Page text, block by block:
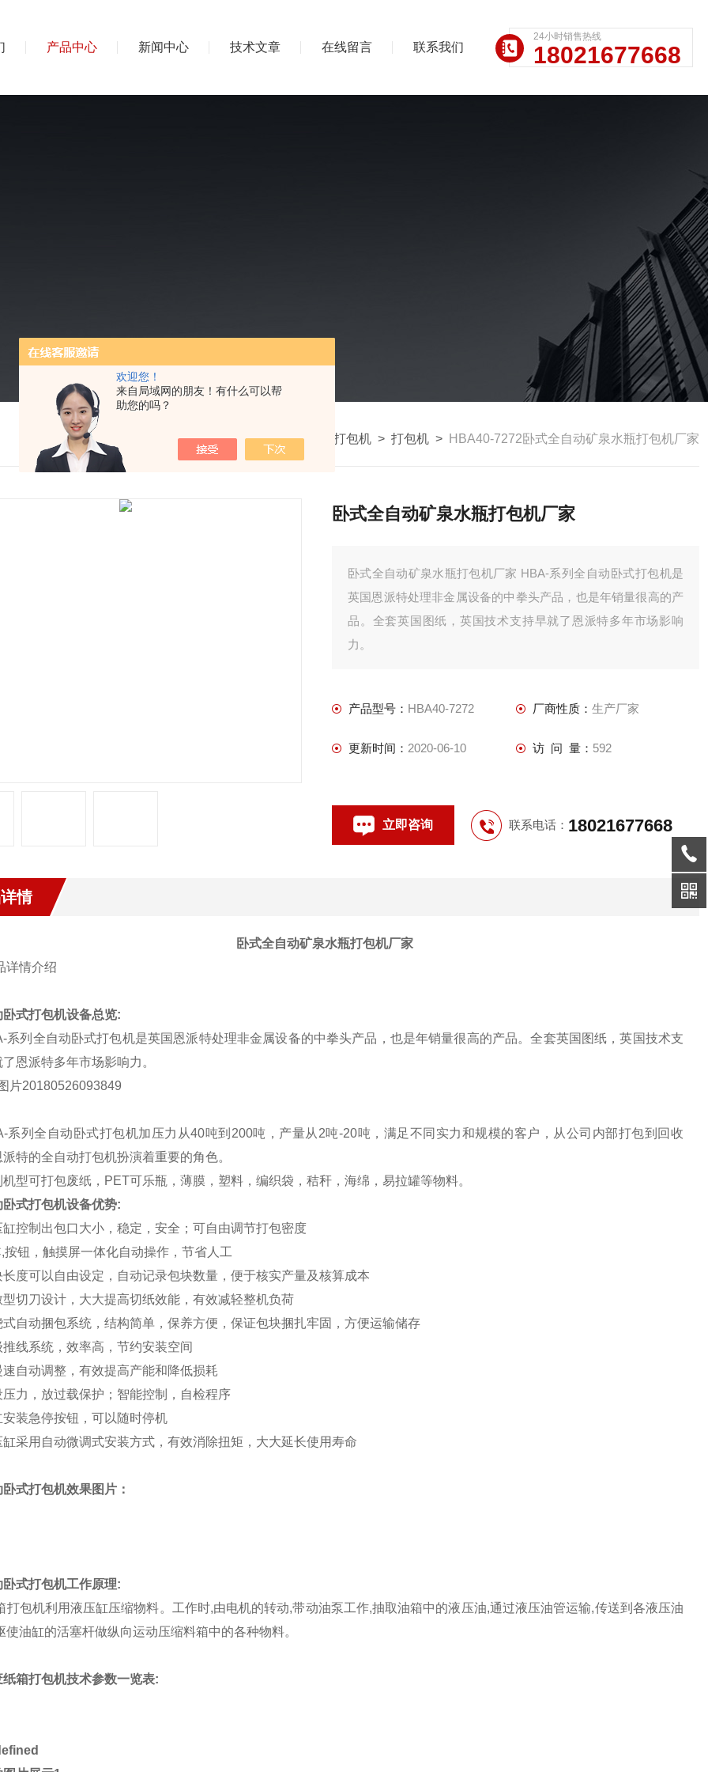
欢迎您！
来自局域网的朋友！有什么可以帮
助您的吗？
产品中心 新闻中心 技术文章 在线留言 联系我们
24小时销售热线
18021677668
我的位置：首页 >产品中心 打包机 > 打包机 > HBA40-7272卧式全自动矿泉水瓶打包机厂家
卧式全自动矿泉水瓶打包机厂家
卧式全自动矿泉水瓶打包机厂家 HBA-系列全自动卧式打包机是
英国恩派特处理非金属设备的中拳头产品，也是年销量很高的产
品。全套英国图纸，英国技术支持早就了恩派特多年市场影响
力。
产品型号： HBA40-7272 厂商性质： 生产厂家
更新时间： 2020-06-10 访 问 量： 592
立即咨询 联系电话： 18021677668
情
卧式全自动矿泉水瓶打包机厂家
卧式打包机设备总览:
系列全自动卧式打包机是英国恩派特处理非金属设备的中拳头产品，也是年销量很高的产品。全套英国图纸，英国技术支
恩派特多年市场影响力。
系列全自动卧式打包机加压力从40吨到200吨，产量从2吨-20吨，满足不同实力和规模的客户，从公司内部打包到回收
特的全自动打包机扮演着重要的角色。
型可打包废纸， PET可乐瓶，薄膜，塑料，编织袋，秸秆，海绵，易拉罐等物料。
卧式打包机设备优势:
控制出包口大小，稳定，安全；可自由调节打包密度
钮，触摸屏一体化自动操作，节省人工
度可以自由设定，自动记录包块数量，便于核实产量及核算成本
切刀设计，大大提高切纸效能，有效减轻整机负荷
自动捆包系统，结构简单，保养方便，保证包块捆扎牢固，方便运输储存
线系统，效率高，节约安装空间
自动调整，有效提高产能和降低损耗
力，放过载保护；智能控制，自检程序
装急停按钮，可以随时停机
采用自动微调式安装方式，有效消除扭矩，大大延长使用寿命
式打包机效果图片：
卧式打包机工作原理:
包机利用液压缸压缩物料。工作时,由电机的转动,带动油泵工作,抽取油箱中的液压油,通过液压油管运输,传送到各液压油
使油缸的活塞杆做纵向运动压缩料箱中的各种物料。
纸箱打包机技术参数一览表: